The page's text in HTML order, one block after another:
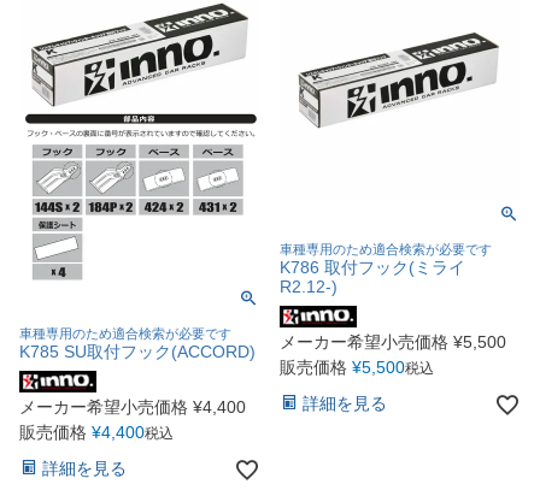
車種専用のため適合検索が必要です
K785 SU取付フック(ACCORD)
メーカー希望小売価格 ¥4,400
販売価格 ¥4,400税込
詳細を見る
車種専用のため適合検索が必要です
K786 取付フック(ミライ
R2.12-)
メーカー希望小売価格 ¥5,500
販売価格 ¥5,500税込
詳細を見る